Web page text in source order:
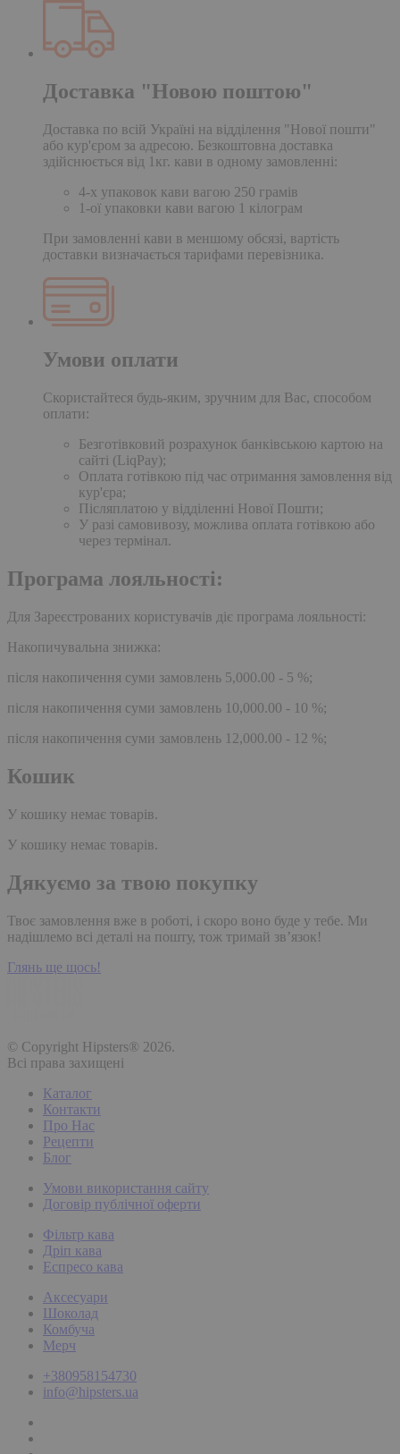
Доставка "Новою поштою"
Доставка по всій Україні на відділення "Нової пошти"
або кур'єром за адресою. Безкоштовна доставка
здійснюється від 1кг. кави в одному замовленні:
4-х упаковок кави вагою 250 грамів
1-ої упаковки кави вагою 1 кілограм
При замовленні кави в меншому обсязі, вартість
доставки визначається тарифами перевізника.
Умови оплати
Скористайтеся будь-яким, зручним для Вас, способом
оплати:
Безготівковий розрахунок банківською картою на
сайті (LiqPay);
Оплата готівкою під час отримання замовлення від
кур'єра;
Післяплатою у відділенні Нової Пошти;
У разі самовивозу, можлива оплата готівкою або
через термінал.
Програма лояльності:
Для Зареєстрованих користувачів діє програма лояльності:
Накопичувальна знижка:
після накопичення суми замовлень 5,000.00 - 5 %;
після накопичення суми замовлень 10,000.00 - 10 %;
після накопичення суми замовлень 12,000.00 - 12 %;
Кошик
У кошику немає товарів.
У кошику немає товарів.
Дякуємо за твою покупку
Твоє замовлення вже в роботі, і скоро воно буде у тебе. Ми
надішлемо всі деталі на пошту, тож тримай зв’язок!
Глянь ще щось!
© Copyright Hipsters® 2026.
Всі права захищені
Каталог
Контакти
Про Нас
Рецепти
Блог
Умови використання сайту
Договір публічної оферти
Фільтр кава
Дріп кава
Еспресо кава
Аксесуари
Шоколад
Комбуча
Мерч
+380958154730
info@hipsters.ua